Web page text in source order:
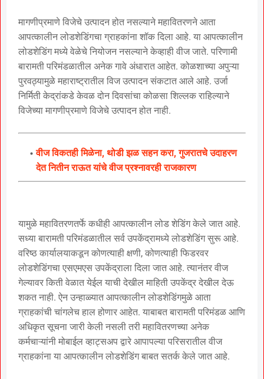
मागणीप्रमाणे विजेचे उत्पादन होत नसल्याने महावितरणने आता
आपत्कालीन लोडशेडिंगचा ग्राहकांना शॉक दिला आहे. या आपत्कालीन
लोडशेडिंग मध्ये वेळेचे नियोजन नसल्याने केव्हाही वीज जाते. परिणामी
बारामती परिमंडळातील अनेक गावे अंधारात आहेत. कोळशाच्या अपुऱ्या
पुरवठ्यामुळे महाराष्ट्रातील विज उत्पादन संकटात आले आहे. उर्जा
निर्मिती केद्रांकडे केवळ दोन दिवसांचा कोळसा शिल्लक राहिल्याने
विजेच्या मागणीप्रमाणे विजेचे उत्पादन होत नाही.
वीज विकतही मिळेना, थोडी झळ सहन करा, गुजरातचे उदाहरण
देत नितीन राऊत यांचे वीज प्रश्नावरही राजकारण
यामुळे महावितरणतर्फे कधीही आपत्कालीन लोड शेडिंग केले जात आहे.
सध्या बारामती परिमंडळातील सर्व उपकेंद्रामध्ये लोडशेडिंग सुरू आहे.
वरिष्ठ कार्यालयाकडून कोणत्याही क्षणी, कोणत्याही फिडरवर
लोडशेडिंगचा एसएमएस उपकेंद्राला दिला जात आहे. त्यानंतर वीज
गेल्यावर किती वेळात येईल याची देखील माहिती उपकेंद्र देखील देऊ
शकत नाही. ऐन उन्हाळ्यात आपत्कालीन लोडशेडिंगमुळे आता
ग्राहकांची चांगलेच हाल होणार आहेत. याबाबत बारामती परिमंडळ आणि
अधिकृत सूचना जारी केली नसली तरी महावितरणच्या अनेक
कर्मचाऱ्यांनी मोबाईल व्हाट्सअप द्वारे आपापल्या परिसरातील वीज
ग्राहकांना या आपत्कालीन लोडशेडिंग बाबत सतर्क केले जात आहे.